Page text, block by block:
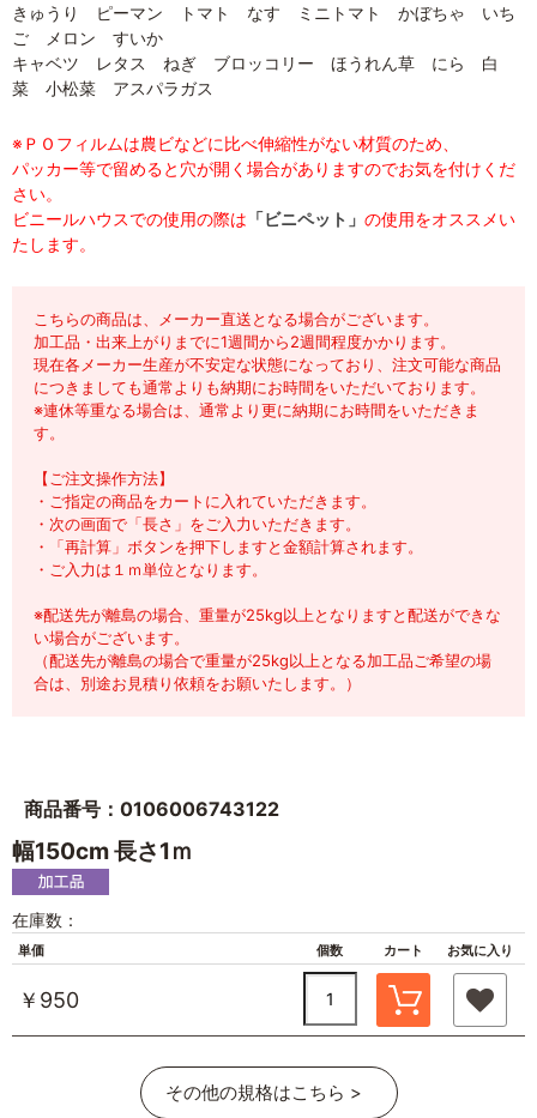
きゅうり ピーマン トマト なす ミニトマト かぼちゃ いち
ご メロン すいか
キャベツ レタス ねぎ ブロッコリー ほうれん草 にら 白
菜 小松菜 アスパラガス
※ＰＯフィルムは農ビなどに比べ伸縮性がない材質のため、
パッカー等で留めると穴が開く場合がありますのでお気を付けくだ
さい。
ビニールハウスでの使用の際は 「ビニペット」 の使用をオススメい
たします。
こちらの商品は、メーカー直送となる場合がございます。
加工品・出来上がりまでに1週間から2週間程度かかります。
現在各メーカー生産が不安定な状態になっており、注文可能な商品
につきましても通常よりも納期にお時間をいただいております。
※連休等重なる場合は、通常より更に納期にお時間をいただきま
す。
【ご注文操作方法】
・ご指定の商品をカートに入れていただきます。
・次の画面で「長さ」をご入力いただきます。
・「再計算」ボタンを押下しますと金額計算されます。
・ご入力は１ｍ単位となります。
※配送先が離島の場合、重量が25kg以上となりますと配送ができな
い場合がございます。
（配送先が離島の場合で重量が25kg以上となる加工品ご希望の場
合は、別途お見積り依頼をお願いたします。）
商品番号：0106006743122
幅150cm 長さ1ｍ
在庫数：
単価 個数 カート お気に入り
￥950
その他の規格はこちら >